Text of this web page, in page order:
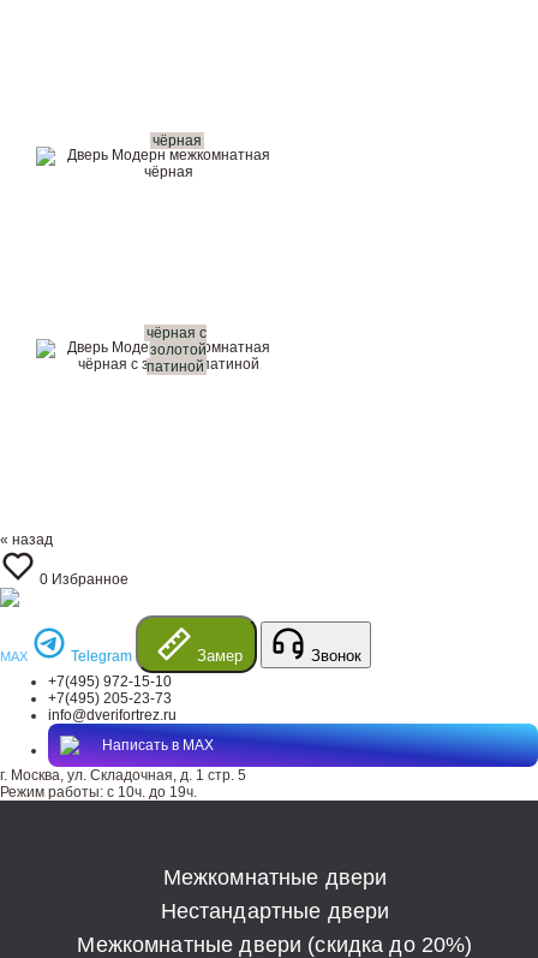
чёрная
чёрная с
золотой
патиной
« назад
0 Избранное
MAX Telegram Замер Звонок
+7(495) 972-15-10
+7(495) 205-23-73
info@dverifortrez.ru
Написать в MAX
г. Москва, ул. Складочная, д. 1 стр. 5
Режим работы: с 10ч. до 19ч.
Межкомнатные двери
Нестандартные двери
Межкомнатные двери (скидка до 20%)